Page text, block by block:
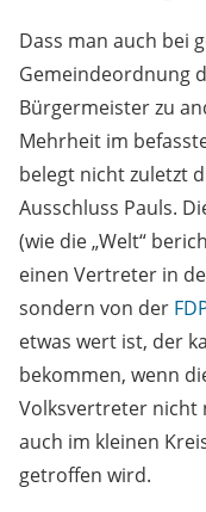
Dass man auch bei
Gemeindeordnung
Bürgermeister zu
Mehrheit im
belegt nicht zuletzt
Ausschluss Pauls.
(wie die „Welt“
einen Vertreter in
sondern von der
etwas wert ist, der
bekommen, wenn
Volksvertreter nicht
auch im kleinen
getroffen wird.